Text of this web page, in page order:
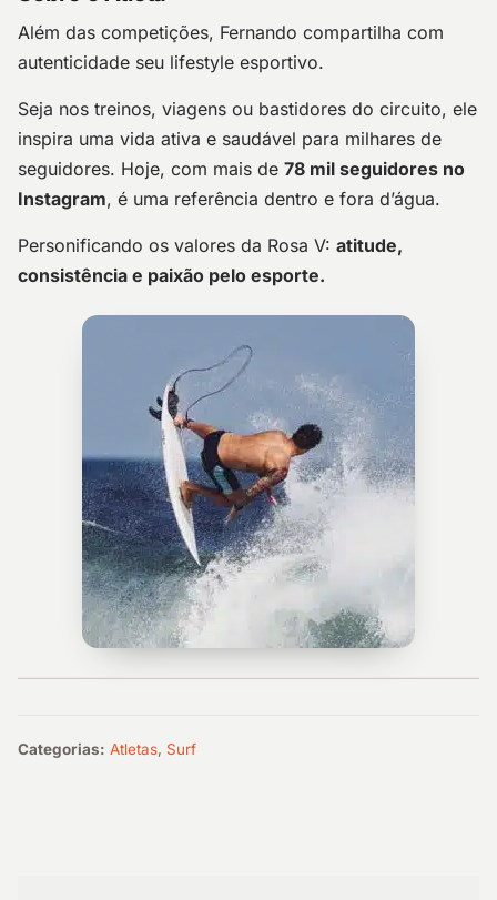
Além das competições, Fernando compartilha com
autenticidade seu lifestyle esportivo.
Seja nos treinos, viagens ou bastidores do circuito, ele
inspira uma vida ativa e saudável para milhares de
seguidores. Hoje, com mais de 78 mil seguidores no
Instagram, é uma referência dentro e fora d’água.
Personificando os valores da Rosa V: atitude,
consistência e paixão pelo esporte.
Categorias: Atletas, Surf